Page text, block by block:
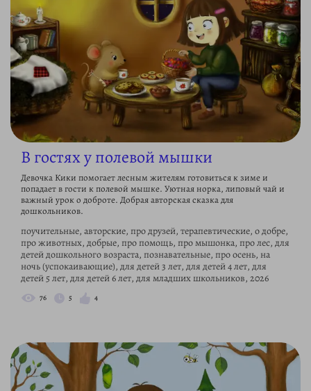
В гостях у полевой мышки
Девочка Кики помогает лесным жителям готовиться к зиме и
попадает в гости к полевой мышке. Уютная норка, липовый чай и
важный урок о доброте. Добрая авторская сказка для
дошкольников.
поучительные, авторские, про друзей, терапевтические, о добре,
про животных, добрые, про помощь, про мышонка, про лес, для
детей дошкольного возраста, познавательные, про осень, на
ночь (успокаивающие), для детей 3 лет, для детей 4 лет, для
детей 5 лет, для детей 6 лет, для младших школьников, 2026
76 5 4